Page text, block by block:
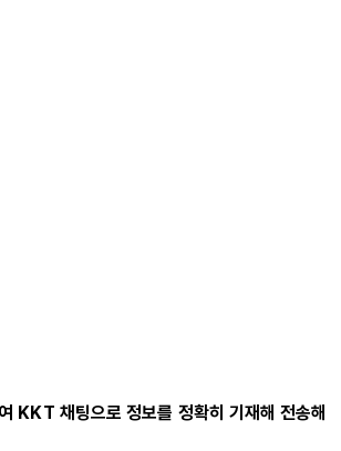
KKT 채팅으로 정보를 정확히 기재해 전송해